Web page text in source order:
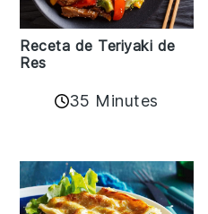
Receta de Teriyaki de
Res
35 Minutes